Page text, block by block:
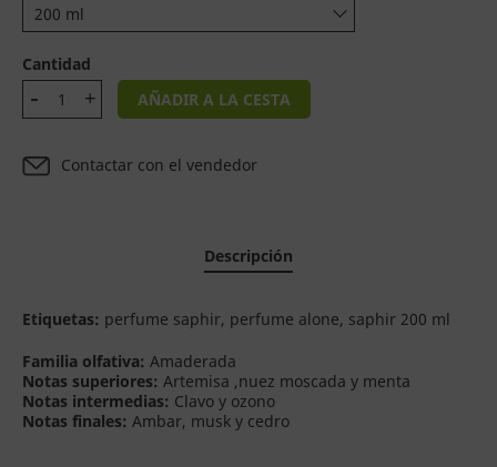
200 ml
Cantidad
AÑADIR A LA CESTA
Contactar con el vendedor
Descripción
Etiquetas: perfume saphir, perfume alone, saphir 200 ml
Familia olfativa: Amaderada
Notas superiores: Artemisa ,nuez moscada y menta
Notas intermedias: Clavo y ozono
Notas finales: Ambar, musk y cedro